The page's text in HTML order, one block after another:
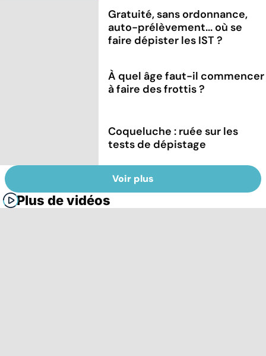
Gratuité, sans ordonnance,
auto-prélèvement... où se
faire dépister les IST ?
À quel âge faut-il commencer
à faire des frottis ?
Coqueluche : ruée sur les
tests de dépistage
Voir plus
Plus de vidéos